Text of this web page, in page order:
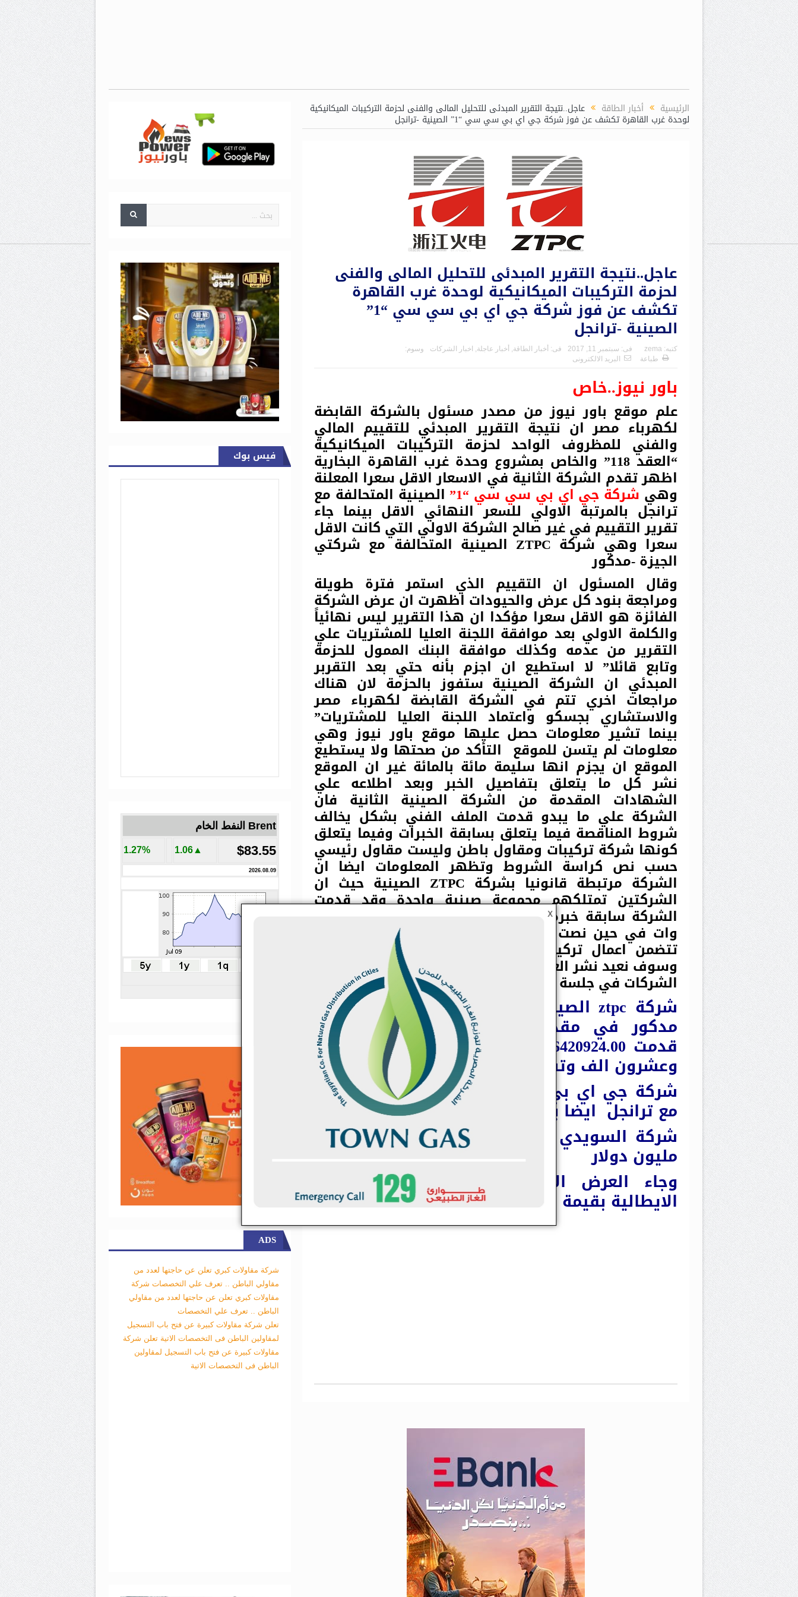
الرئيسية أخبار الطاقة عاجل..نتيجة التقرير المبدئى للتحليل المالى والفنى لحزمة التركيبات الميكانيكية
لوحدة غرب القاهرة تكشف عن فوز شركة جي اي بي سي سي “1” الصينية -ترانجل
عاجل..نتيجة التقرير المبدئى للتحليل المالى والفنى
لحزمة التركيبات الميكانيكية لوحدة غرب القاهرة
تكشف عن فوز شركة جي اي بي سي سي “1”
الصينية -ترانجل
كتبه: zema فى: سبتمبر 11, 2017 فى: أخبار الطاقة أخبار عاجلة اخبار الشركات
وسوم:
طباعة
البريد الالكترونى
باور نيوز..خاص
علم موقع باور نيوز من مصدر مسئول بالشركة القابضة
لكهرباء مصر ان نتيجة التقرير المبدئي للتقييم المالي
والفني للمظروف الواحد لحزمة التركيبات الميكانيكية
“العقد 118” والخاص بمشروع وحدة غرب القاهرة البخارية
اظهر تقدم الشركة الثانية في الاسعار الاقل سعرا المعلنة
وهي شركة جي اي بي سي سي “1” الصينية المتحالفة مع
ترانجل بالمرتبة الاولي للسعر النهائي الاقل بينما جاء
تقرير التقييم في غير صالح الشركة الاولي التي كانت الاقل
سعرا وهي شركة ZTPC الصينية المتحالفة مع شركتي
الجيزة -مدكور
وقال المسئول ان التقييم الذي استمر فترة طويلة
ومراجعة بنود كل عرض والحيودات اظهرت ان عرض الشركة
الفائزة هو الاقل سعرا مؤكدا ان هذا التقرير ليس نهائياً
والكلمة الاولي بعد موافقة اللجنة العليا للمشتريات علي
التقرير من عدمه وكذلك موافقة البنك الممول للحزمة
وتابع قائلا” لا استطيع ان اجزم بأنه حتي بعد التقربر
المبدئي ان الشركة الصينية ستفوز بالحزمة لان هناك
مراجعات اخري تتم في الشركة القابضة لكهرباء مصر
والاستشاري بجسكو واعتماد اللجنة العليا للمشتريات”
بينما تشير معلومات حصل عليها موقع باور نيوز وهي
معلومات لم يتسن للموقع التأكد من صحتها ولا يستطيع
الموقع ان يجزم انها سليمة مائة بالمائة غير ان الموقع
نشر كل ما يتعلق بتفاصيل الخبر وبعد اطلاعه علي
الشهادات المقدمة من الشركة الصينية الثانية فان
الشركة علي ما يبدو قدمت الملف الفني بشكل يخالف
شروط المناقصة فيما يتعلق بسابقة الخبرات وفيما يتعلق
كونها شركة تركيبات ومقاول باطن وليست مقاول رئيسي
حسب نص كراسة الشروط وتظهر المعلومات ايضا ان
الشركة مرتبطة قانونيا بشركة ZTPC الصينية حيث ان
الشركتين تمتلكهم مجموعة صينية واحدة وقد قدمت
وات في حين نصت الكراسة علي ان تكون سابقة الخبرة
وسوف نعيد نشر العروض المالية التي كانت قد تقدمت بها
الشركات في جلسة الفتح المالي الاولي وهي كالتالي :
شركة ztpc الصينية المتحالفةمع شركتى الجيزة-
مدكور في مقدمة العروض الاقل سعراً حيث
قدمت 36420924.00 ستة وثلاثون مليونا وأربعمائة
وعشرون الف وتسعمائة واربع وعشرون دولار
شركة جي اي بي سي سي 1 الصينية المتحالفة
مع ترانجل ايضا بقيمة 37227363.00 مليون دولار
شركة السويدي PSP المصرية بقيمة 40381864.00
مليون دولار
وجاء العرض الأعلي ماليا منشركة تيكنت
الايطالية بقيمة 47322624.00 مليون دولار
فيس بوك
Brent النفط الخام
$83.55
▲1.06
1.27%
2026.08.09
ADS
شركة مقاولات كبري تعلن عن حاجتها لعدد من
مقاولي الباطن .. تعرف علي التخصصات شركة
مقاولات كبري تعلن عن حاجتها لعدد من مقاولي
الباطن .. تعرف علي التخصصات
تعلن شركة مقاولات كبيرة عن فتح باب التسجيل
لمقاولين الباطن فى التخصصات الاتية تعلن شركة
مقاولات كبيرة عن فتح باب التسجيل لمقاولين
الباطن فى التخصصات الاتية
X